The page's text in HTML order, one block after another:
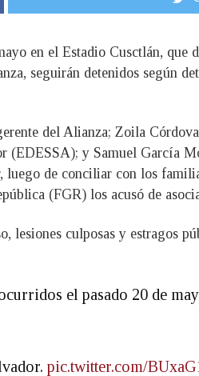
en el Estadio Cusctlán,
seguirán detenidos según
del Alianza; Zoila
y Samuel García
luego de conciliar con los
(FGR) los acusó de
culposas y estragos
el pasado 20 de
pic.twitter.com/